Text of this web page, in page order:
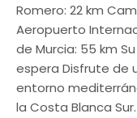
Romero: 22 km
Aeropuerto
de Murcia: 55 km
espera Disfrute de
entorno
la Costa Blanca Sur.